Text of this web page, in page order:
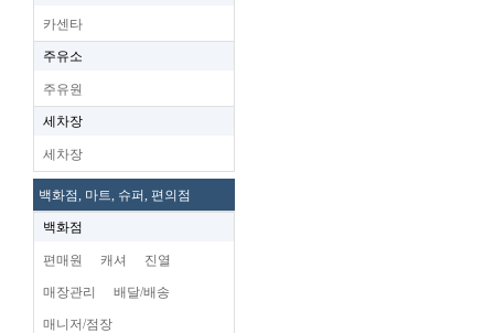
카센타
주유소
주유원
세차장
세차장
백화점, 마트, 슈퍼, 편의점
백화점
편매원 캐셔 진열
매장관리 배달/배송
매니저/점장